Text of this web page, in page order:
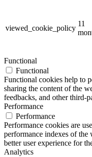
viewed_cookie_policy
11
Functional
Functional
Functional cookies help to
sharing the content of the
feedbacks, and other third-
Performance
Performance
Performance cookies are
performance indexes of
better user experience for
Analytics